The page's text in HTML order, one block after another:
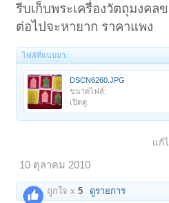
รีบเก็บพระเครื่องวัตถุมงคล
ต่อไปจะหายาก ราคาแพง
ไฟล์ที่แนบมา:
DSCN6260.JPG
ขนาดไฟล์:
เปิดดู:
แก้
10 ตุลาคม 2010
ถูกใจ x5 ดูรายการ